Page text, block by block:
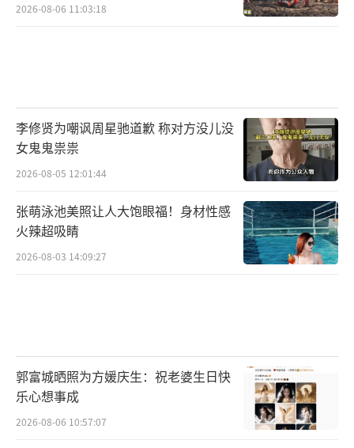
2026-08-06 11:03:18
李修贤为嘲讽周星驰道歉 称对方没儿没
女鬼鬼祟祟
2026-08-05 12:01:44
张萌泳池美照让人大饱眼福！身材性感
火辣超吸睛
2026-08-03 14:09:27
郭富城晒照为方媛庆生：祝老婆生日快
乐心想事成
2026-08-06 10:57:07